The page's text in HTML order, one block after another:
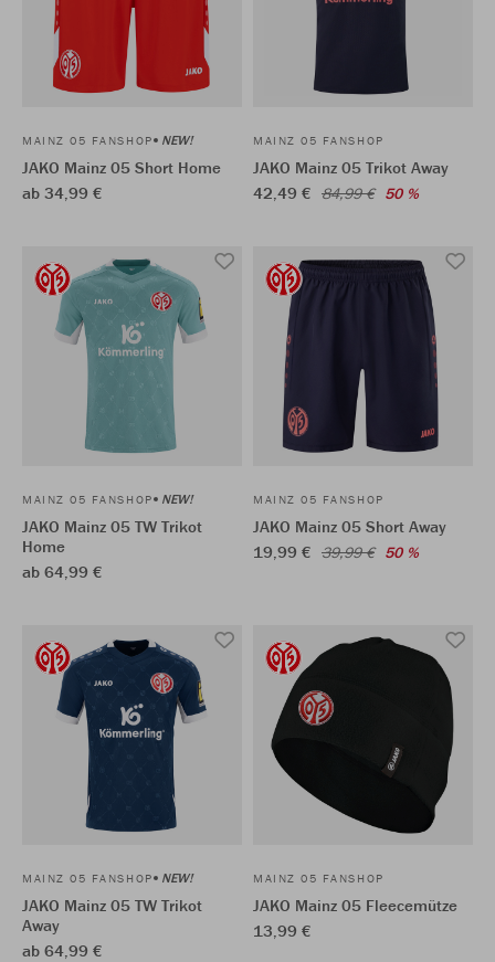
MAINZ 05 FANSHOP NEW!
JAKO Mainz 05 Short Home
ab 34,99 €
MAINZ 05 FANSHOP
JAKO Mainz 05 Trikot Away
42,49 € 84,99 € 50 %
MAINZ 05 FANSHOP NEW!
JAKO Mainz 05 TW Trikot
Home
ab 64,99 €
MAINZ 05 FANSHOP
JAKO Mainz 05 Short Away
19,99 € 39,99 € 50 %
MAINZ 05 FANSHOP NEW!
JAKO Mainz 05 TW Trikot
Away
ab 64,99 €
MAINZ 05 FANSHOP
JAKO Mainz 05 Fleecemütze
13,99 €